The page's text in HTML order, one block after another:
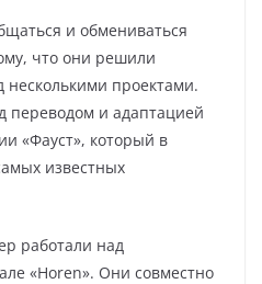
и обмениваться
что они решили
несколькими проектами.
переводом и адаптацией
«Фауст», который в
известных
работали над
«Horen». Они совместно